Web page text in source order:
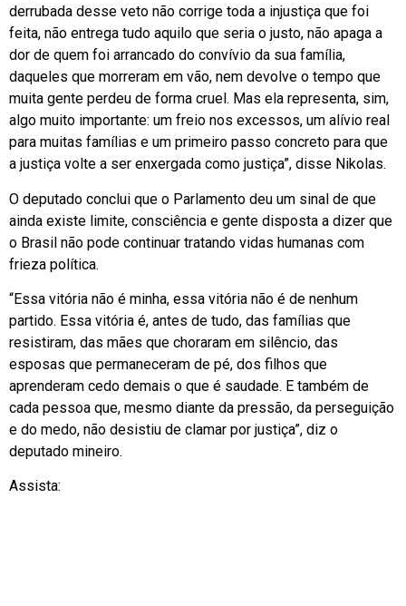
derrubada desse veto não corrige toda a injustiça que foi
feita, não entrega tudo aquilo que seria o justo, não apaga a
dor de quem foi arrancado do convívio da sua família,
daqueles que morreram em vão, nem devolve o tempo que
muita gente perdeu de forma cruel. Mas ela representa, sim,
algo muito importante: um freio nos excessos, um alívio real
para muitas famílias e um primeiro passo concreto para que
a justiça volte a ser enxergada como justiça”, disse Nikolas.
O deputado conclui que o Parlamento deu um sinal de que
ainda existe limite, consciência e gente disposta a dizer que
o Brasil não pode continuar tratando vidas humanas com
frieza política.
“Essa vitória não é minha, essa vitória não é de nenhum
partido. Essa vitória é, antes de tudo, das famílias que
resistiram, das mães que choraram em silêncio, das
esposas que permaneceram de pé, dos filhos que
aprenderam cedo demais o que é saudade. E também de
cada pessoa que, mesmo diante da pressão, da perseguição
e do medo, não desistiu de clamar por justiça”, diz o
deputado mineiro.
Assista: